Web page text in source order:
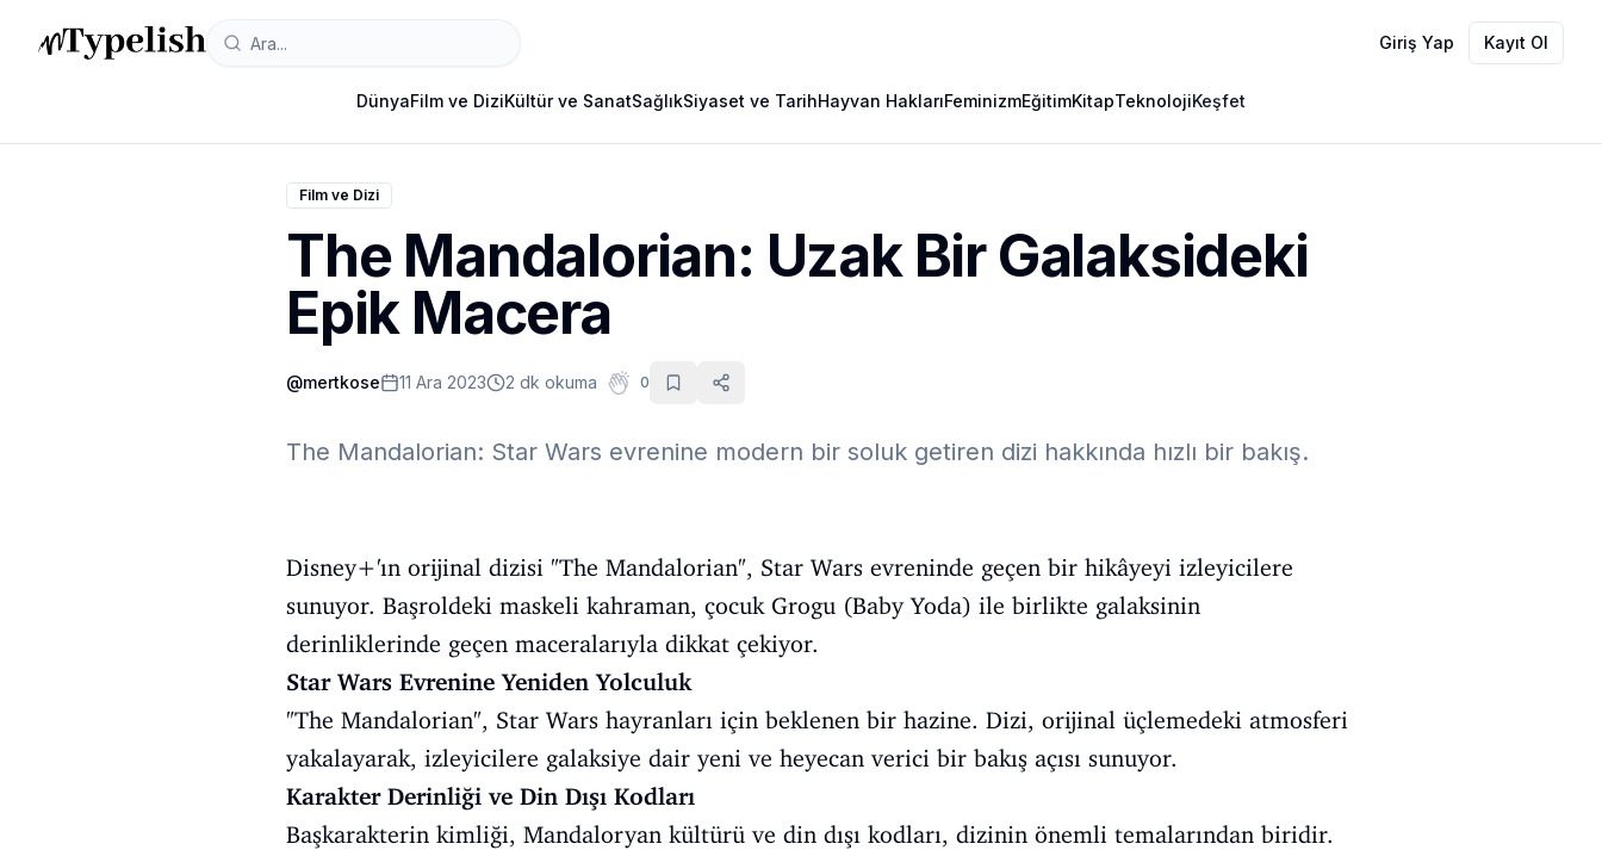
Giriş Yap Kayıt Ol
DünyaFilm ve DiziKültür ve SanatSağlıkSiyaset ve TarihHayvan HaklarıFeminizmEğitimKitapTeknolojiKeşfet
Film ve Dizi
The Mandalorian: Uzak Bir Galaksideki
Epik Macera
@mertkose 11 Ara 2023 2 dk okuma 0
The Mandalorian: Star Wars evrenine modern bir soluk getiren dizi hakkında hızlı bir bakış.
Disney+'ın orijinal dizisi "The Mandalorian", Star Wars evreninde geçen bir hikâyeyi izleyicilere
sunuyor. Başroldeki maskeli kahraman, çocuk Grogu (Baby Yoda) ile birlikte galaksinin
derinliklerinde geçen maceralarıyla dikkat çekiyor.
Star Wars Evrenine Yeniden Yolculuk
"The Mandalorian", Star Wars hayranları için beklenen bir hazine. Dizi, orijinal üçlemedeki atmosferi
yakalayarak, izleyicilere galaksiye dair yeni ve heyecan verici bir bakış açısı sunuyor.
Karakter Derinliği ve Din Dışı Kodları
Başkarakterin kimliği, Mandaloryan kültürü ve din dışı kodları, dizinin önemli temalarından biridir.